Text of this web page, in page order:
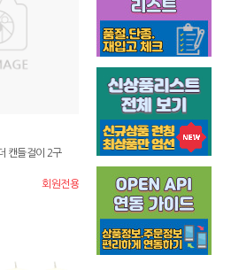
캔들걸이 2구
회원전용